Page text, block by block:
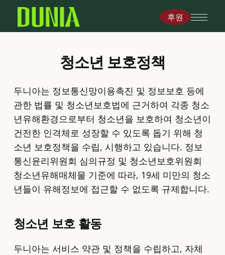
후원
청소년 보호정책
두니아는 정보통신망이용촉진 및 정보보호 등에
관한 법률 및 청소년보호법에 근거하여 각종 청소
년유해환경으로부터 청소년을 보호하여 청소년이
건전한 인격체로 성장할 수 있도록 돕기 위해 청
소년 보호정책을 수립, 시행하고 있습니다. 정보
통신윤리위원회 심의규정 및 청소년보호위원회
청소년유해매체물 기준에 따라, 19세 미만의 청소
년들이 유해정보에 접근할 수 없도록 규제합니다.
청소년 보호 활동
두니아는 서비스 약관 및 정책을 수립하고, 자체